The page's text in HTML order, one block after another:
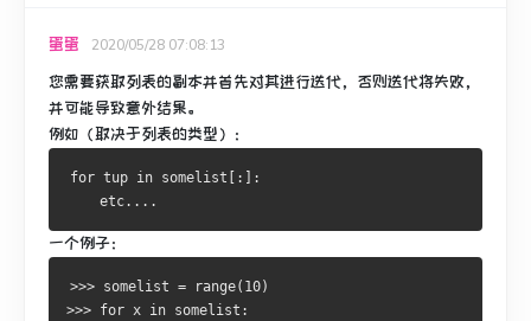
蛋蛋 2020/05/28 07:08:13
您需要获取列表的副本并首先对其进行迭代，否则迭代将失败，
并可能导致意外结果。
例如（取决于列表的类型）：
for tup in somelist [:]:
    etc
....
一个例子：
>>> somelist = range( 10)
>>> for x in somelist :